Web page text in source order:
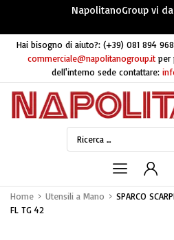
NapolitanoGroup vi
Hai bisogno di aiuto?: (+39) 081 894
commerciale@napolitanogroup.it per
dell'interno sede contattare:
Home Utensili a Mano
SPARCO
FL TG 42